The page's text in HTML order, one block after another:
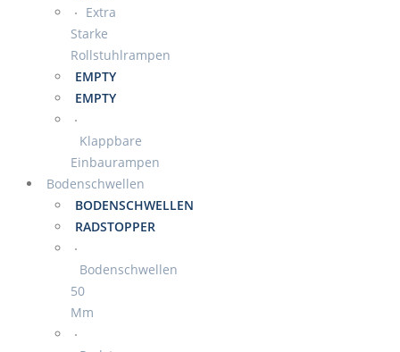
Extra
Starke
Rollstuhlrampen
EMPTY
EMPTY
Klappbare
Einbaurampen
Bodenschwellen
BODENSCHWELLEN
RADSTOPPER
Bodenschwellen
50
Mm